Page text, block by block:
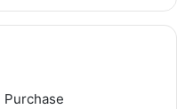
Purchase